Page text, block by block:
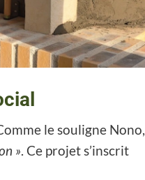
le souligne Nono,
». Ce projet s’inscrit